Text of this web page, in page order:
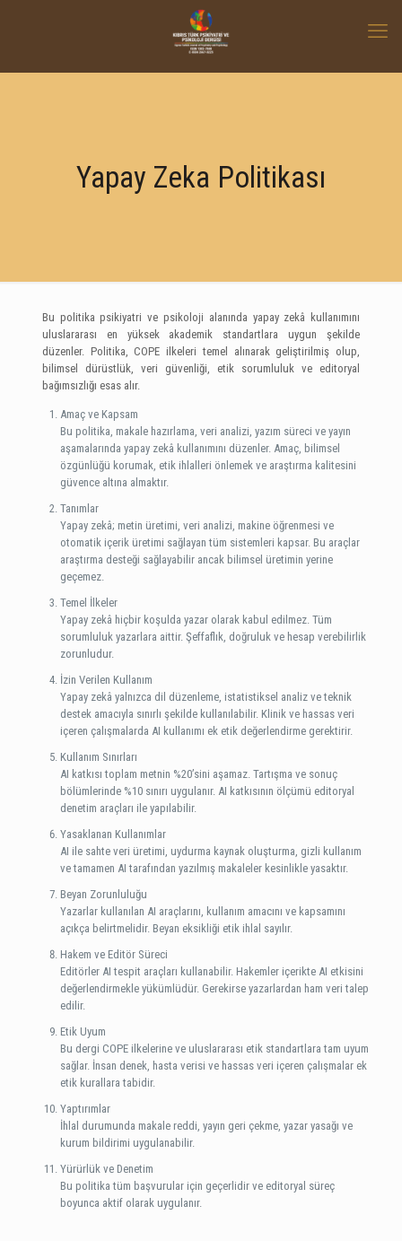
Yapay Zeka Politikası
Bu politika psikiyatri ve psikoloji alanında yapay zekâ kullanımını
uluslararası en yüksek akademik standartlara uygun şekilde
düzenler. Politika, COPE ilkeleri temel alınarak geliştirilmiş olup,
bilimsel dürüstlük, veri güvenliği, etik sorumluluk ve editoryal
bağımsızlığı esas alır.
Amaç ve Kapsam
Bu politika, makale hazırlama, veri analizi, yazım süreci ve yayın
aşamalarında yapay zekâ kullanımını düzenler. Amaç, bilimsel
özgünlüğü korumak, etik ihlalleri önlemek ve araştırma kalitesini
güvence altına almaktır.
Tanımlar
Yapay zekâ; metin üretimi, veri analizi, makine öğrenmesi ve
otomatik içerik üretimi sağlayan tüm sistemleri kapsar. Bu araçlar
araştırma desteği sağlayabilir ancak bilimsel üretimin yerine
geçemez.
Temel İlkeler
Yapay zekâ hiçbir koşulda yazar olarak kabul edilmez. Tüm
sorumluluk yazarlara aittir. Şeffaflık, doğruluk ve hesap verebilirlik
zorunludur.
İzin Verilen Kullanım
Yapay zekâ yalnızca dil düzenleme, istatistiksel analiz ve teknik
destek amacıyla sınırlı şekilde kullanılabilir. Klinik ve hassas veri
içeren çalışmalarda AI kullanımı ek etik değerlendirme gerektirir.
Kullanım Sınırları
AI katkısı toplam metnin %20’sini aşamaz. Tartışma ve sonuç
bölümlerinde %10 sınırı uygulanır. AI katkısının ölçümü editoryal
denetim araçları ile yapılabilir.
Yasaklanan Kullanımlar
AI ile sahte veri üretimi, uydurma kaynak oluşturma, gizli kullanım
ve tamamen AI tarafından yazılmış makaleler kesinlikle yasaktır.
Beyan Zorunluluğu
Yazarlar kullanılan AI araçlarını, kullanım amacını ve kapsamını
açıkça belirtmelidir. Beyan eksikliği etik ihlal sayılır.
Hakem ve Editör Süreci
Editörler AI tespit araçları kullanabilir. Hakemler içerikte AI etkisini
değerlendirmekle yükümlüdür. Gerekirse yazarlardan ham veri talep
edilir.
Etik Uyum
Bu dergi COPE ilkelerine ve uluslararası etik standartlara tam uyum
sağlar. İnsan denek, hasta verisi ve hassas veri içeren çalışmalar ek
etik kurallara tabidir.
Yaptırımlar
İhlal durumunda makale reddi, yayın geri çekme, yazar yasağı ve
kurum bildirimi uygulanabilir.
Yürürlük ve Denetim
Bu politika tüm başvurular için geçerlidir ve editoryal süreç
boyunca aktif olarak uygulanır.